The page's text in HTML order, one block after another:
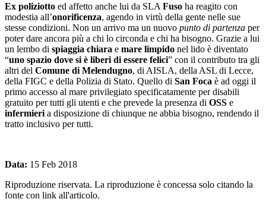
Ex poliziotto ed affetto anche lui da SLA Fuso ha reagito con
modestia all’onorificenza, agendo in virtù della gente nelle sue
stesse condizioni. Non un arrivo ma un nuovo punto di partenza per
poter dare ancora più a chi lo circonda e chi ha bisogno. Grazie a lui
un lembo di spiaggia chiara e mare limpido nel lido è diventato
“uno spazio dove si è liberi di essere felici” con il contributo tra gli
altri del Comune di Melendugno, di AISLA, della ASL di Lecce,
della FIGC e della Polizia di Stato. Quello di San Foca è ad oggi il
primo accesso al mare privilegiato specificatamente per disabili
gratuito per tutti gli utenti e che prevede la presenza di OSS e
infermieri a disposizione di chiunque ne abbia bisogno, rendendo il
tratto inclusivo per tutti.
Data: 15 Feb 2018
Riproduzione riservata. La riproduzione è concessa solo citando la
fonte con link all'articolo.